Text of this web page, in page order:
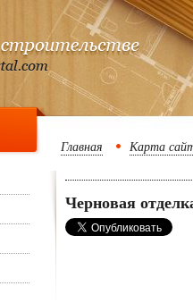
Главная Карта
Черновая